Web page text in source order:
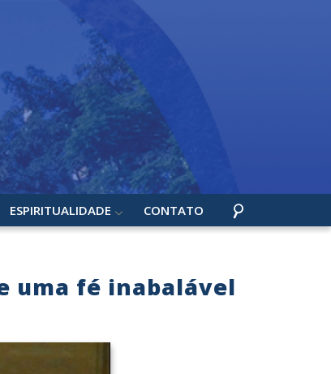
ESPIRITUALIDADE CONTATO
uma fé inabalável